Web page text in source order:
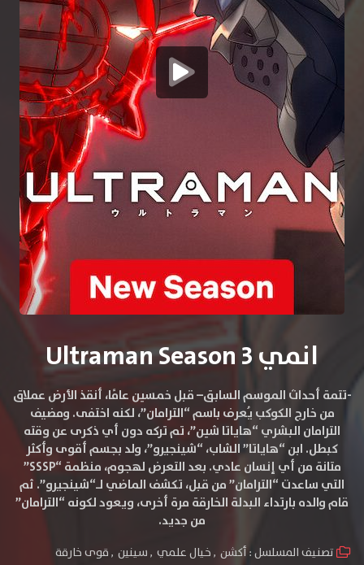
انمي Ultraman Season 3
-تتمة أحداث الموسم السابق–قبل خمسين عامًا، أنقذ الأرض عملاق
من خارج الكوكب يُعرف باسم “الترامان”، لكنه اختفى. ومضيف
الترامان البشري “هاياتا شين”، تم تركه دون أي ذكرى عن وقته
كبطل. ابن “هاياتا” الشاب، “شينجيرو”، ولد بجسم أقوى وأكثر
متانة من أي إنسان عادي. بعد التعرض لهجوم، منظمة “SSSP”
التي ساعدت “الترامان” من قبل، تكشف الماضي لـ“شينجيرو”. ثم
قام والده بارتداء البدلة الخارقة مرة أخرى، ويعود لكونه “الترامان”
من جديد.
تصنيف المسلسل :أكشن ,خيال علمي ,سينين ,قوى خارقة